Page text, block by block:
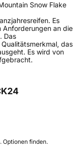
Snow Flake
Es
Anforderungen an die
Das
das
Es wird von
Optionen finden.